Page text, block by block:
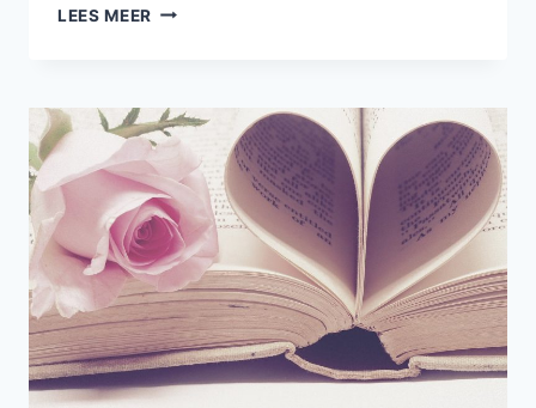
LEES MEER EEN
FUEL